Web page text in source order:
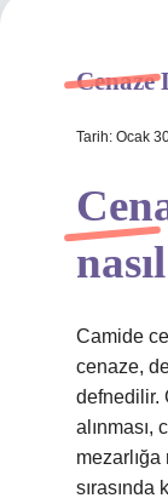
Hakkımızda
Cenaze
Tarih: Ocak
Camide
cenaze,
defnedilir.
alınması,
sırasında